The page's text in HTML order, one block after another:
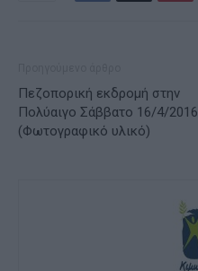
Πεζοπορική εκδρομή στην
Πολύαιγο Σάββατο 16/4/2016
(Φωτογραφικό υλικό)